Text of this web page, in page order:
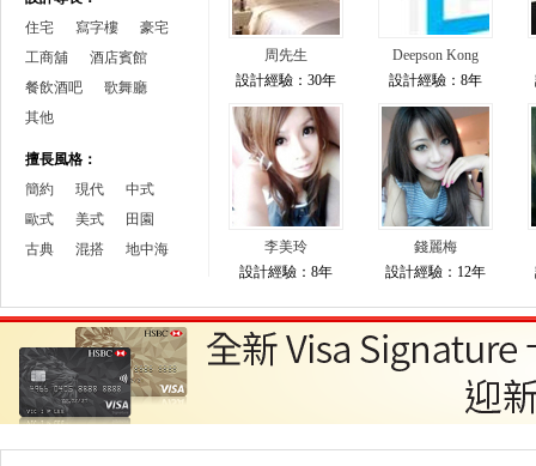
住宅
寫字樓
豪宅
工商舖
酒店賓館
餐飲酒吧
歌舞廳
其他
擅長風格：
簡約
現代
中式
歐式
美式
田園
古典
混搭 地中海
周先生
設計經驗：30年
Deepson Kong
設計經驗：8年
李美玲
設計經驗：8年
錢麗梅
設計經驗：12年